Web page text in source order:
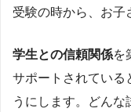
受験の時から、お子
学生との信頼関係を
サポートされている
うにします。どん